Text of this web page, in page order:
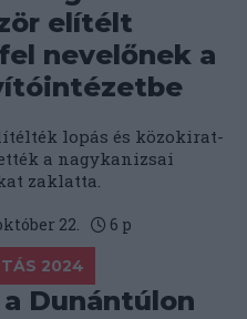
elítélt
nevelőnek a
lopás és közokirat-
a nagykanizsai
zaklatta.
22. 6 p
2024
Dunántúlon